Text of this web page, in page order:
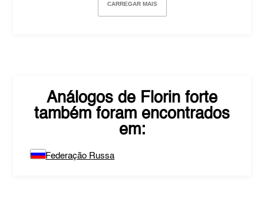
CARREGAR MAIS
Análogos de Florin forte
também foram encontrados
em:
Federação Russa